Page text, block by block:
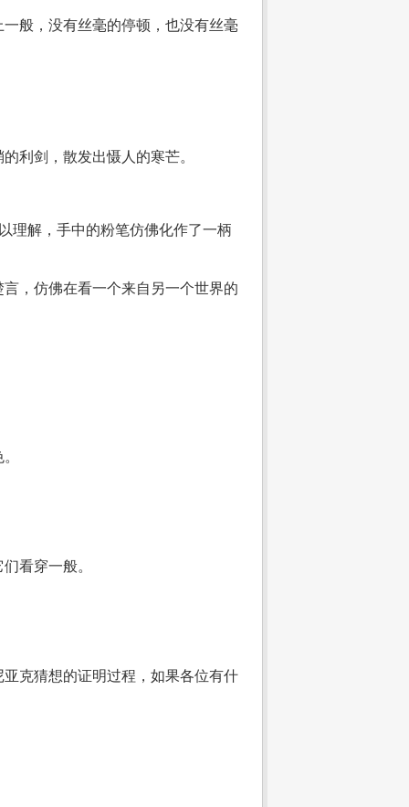
般，没有丝毫的停顿，也没有丝毫
利剑，散发出慑人的寒芒。
解，手中的粉笔仿佛化作了一柄
，仿佛在看一个来自另一个世界的
看穿一般。
克猜想的证明过程，如果各位有什